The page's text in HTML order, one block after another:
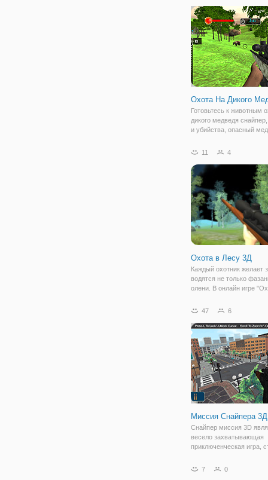
выберите карту и
усмотрение. Можете
Охота На Дикого
Готовьтесь к животным
дикого медведя
и убийства, опасный
дикий медведь игра
является одним из
11 4
Охота в Лесу 3Д
Каждый охотник желает
водятся не только
олени. В онлайн игре
счастливчиком,
собой 3Д симулятор,
позволяет
47 6
Миссия Снайпера 3Д
Снайпер миссия 3D
весело захватывающая
приключенческая игра,
другой уровень и вы
7 0